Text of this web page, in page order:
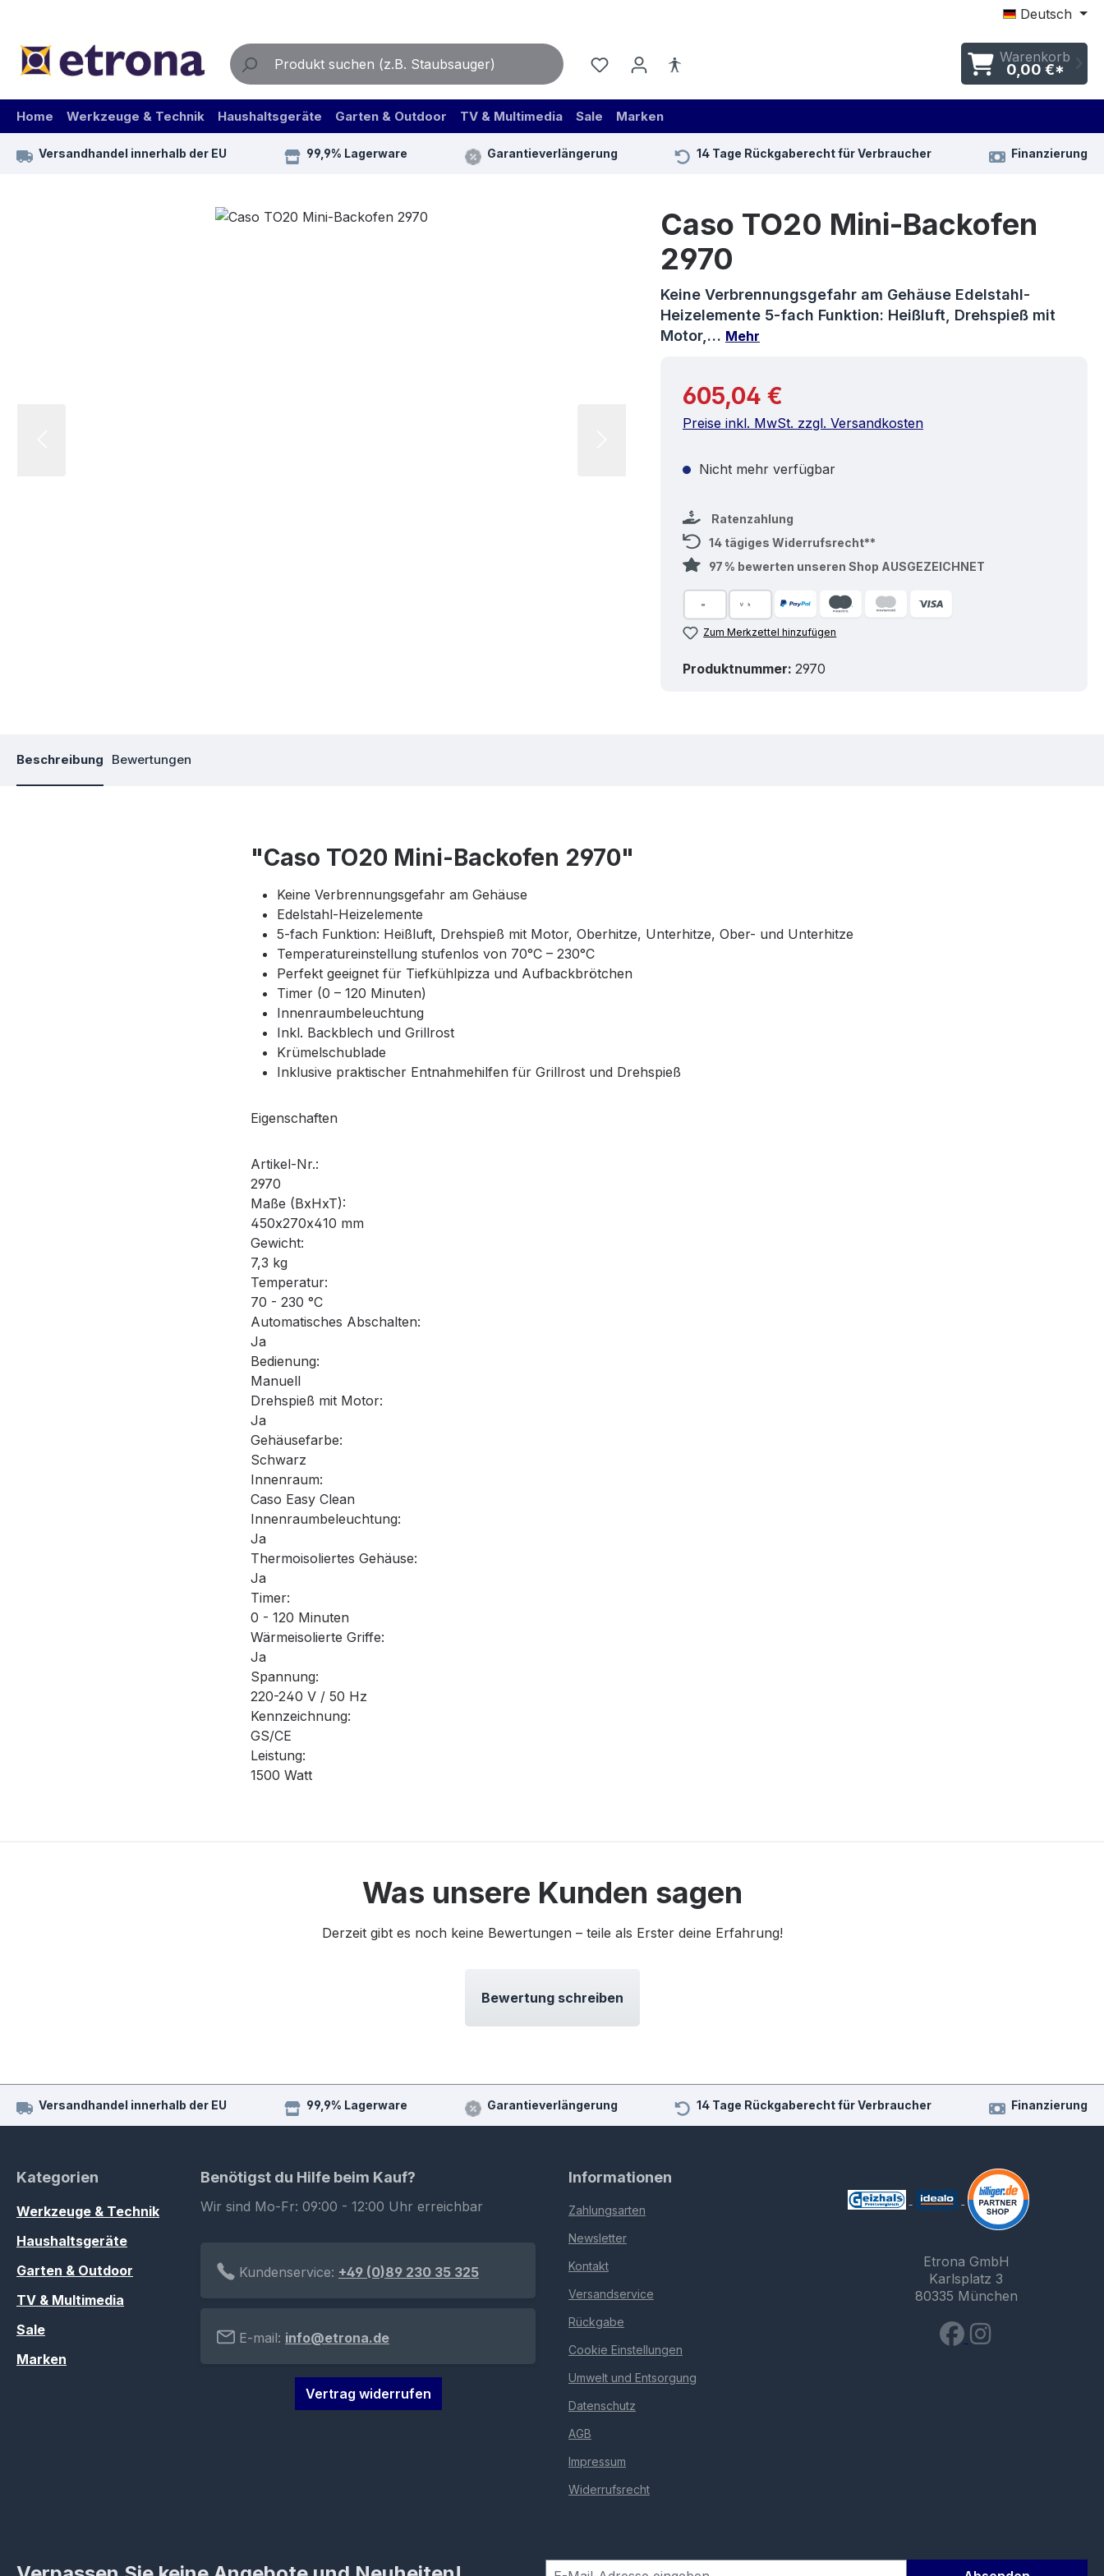
Deutsch
Warenkorb
0,00 €*
Home Werkzeuge & Technik Haushaltsgeräte Garten & Outdoor TV & Multimedia Sale Marken
Versandhandel innerhalb der EU 99,9% Lagerware Garantieverlängerung 14 Tage Rückgaberecht für Verbraucher Finanzierung
Caso TO20 Mini-Backofen
2970
Keine Verbrennungsgefahr am Gehäuse Edelstahl-
Heizelemente 5-fach Funktion: Heißluft, Drehspieß mit
Motor,… Mehr
Regulärer Preis:
605,04 €
Preise inkl. MwSt. zzgl. Versandkosten
Nicht mehr verfügbar
Ratenzahlung
14 tägiges Widerrufsrecht**
97 % bewerten unseren Shop AUSGEZEICHNET
Zum Merkzettel hinzufügen
Produktnummer: 2970
Beschreibung Bewertungen
"Caso TO20 Mini-Backofen 2970"
Keine Verbrennungsgefahr am Gehäuse
Edelstahl-Heizelemente
5-fach Funktion: Heißluft, Drehspieß mit Motor, Oberhitze, Unterhitze, Ober- und Unterhitze
Temperatureinstellung stufenlos von 70°C – 230°C
Perfekt geeignet für Tiefkühlpizza und Aufbackbrötchen
Timer (0 – 120 Minuten)
Innenraumbeleuchtung
Inkl. Backblech und Grillrost
Krümelschublade
Inklusive praktischer Entnahmehilfen für Grillrost und Drehspieß
Eigenschaften
Artikel-Nr.:
2970
Maße (BxHxT):
450x270x410 mm
Gewicht:
7,3 kg
Temperatur:
70 - 230 °C
Automatisches Abschalten:
Ja
Bedienung:
Manuell
Drehspieß mit Motor:
Ja
Gehäusefarbe:
Schwarz
Innenraum:
Caso Easy Clean
Innenraumbeleuchtung:
Ja
Thermoisoliertes Gehäuse:
Ja
Timer:
0 - 120 Minuten
Wärmeisolierte Griffe:
Ja
Spannung:
220-240 V / 50 Hz
Kennzeichnung:
GS/CE
Leistung:
1500 Watt
Was unsere Kunden sagen
Derzeit gibt es noch keine Bewertungen – teile als Erster deine Erfahrung!
Bewertung schreiben
Versandhandel innerhalb der EU 99,9% Lagerware Garantieverlängerung 14 Tage Rückgaberecht für Verbraucher Finanzierung
Kategorien
Werkzeuge & Technik
Haushaltsgeräte
Garten & Outdoor
TV & Multimedia
Sale
Marken
Benötigst du Hilfe beim Kauf?
Wir sind Mo-Fr: 09:00 - 12:00 Uhr erreichbar
Kundenservice: +49 (0)89 230 35 325
E-mail: info@etrona.de
Vertrag widerrufen
Informationen
Zahlungsarten
Newsletter
Kontakt
Versandservice
Rückgabe
Cookie Einstellungen
Umwelt und Entsorgung
Datenschutz
AGB
Impressum
Widerrufsrecht
Etrona GmbH
Karlsplatz 3
80335 München